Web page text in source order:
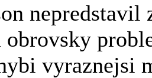
obrovsky
vyraznejsi